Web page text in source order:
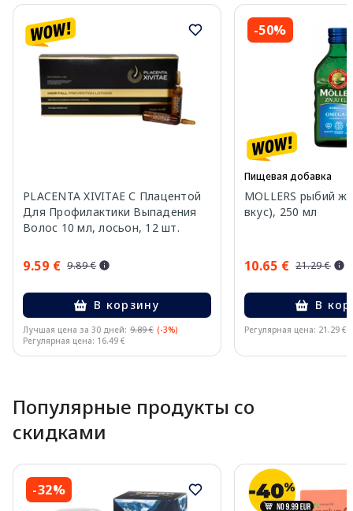
PLACENTA XIVITAE С Плацентой
Для Профилактики Выпадения
Волос 10 мл, лосьон, 12 шт.
9.59 € 9.89 €
В корзину
Лучшая цена за 30 дней: 9.89 € (-3%)
Регулярная цена: 16.49 €
-50%
Пищевая добавка
MOLLERS рыбий
вкус), 250 мл
10.65 € 21.29 €
В
Регулярная цена: 21.29 €
Популярные продукты со
скидками
-32%